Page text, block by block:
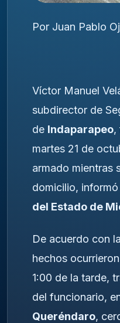
Por Juan Pablo
Víctor Manuel
subdirector de
de Indaparapeo,
martes 21 de
armado mientras
domicilio, informó
del Estado de
De acuerdo con
hechos
1:00 de la tarde,
del funcionario,
Queréndaro,